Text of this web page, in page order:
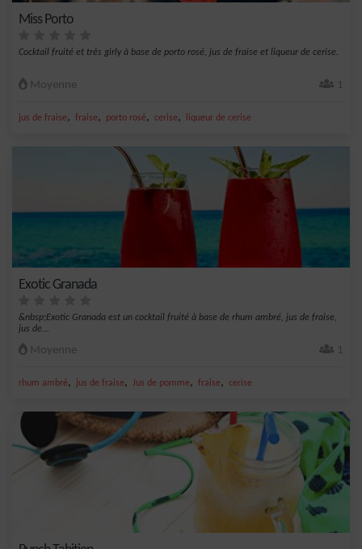
Miss Porto
Cocktail fruité et très girly à base de porto rosé, jus de fraise et liqueur de cerise.
Moyenne 1
jus de fraise, fraise, porto rosé, cerise, liqueur de cerise
Exotic Granada
&nbsp;Exotic Granada est un cocktail fruité à base de rhum ambré, jus de fraise,
jus de...
Moyenne 1
rhum ambré, jus de fraise, Jus de pomme, fraise, cerise